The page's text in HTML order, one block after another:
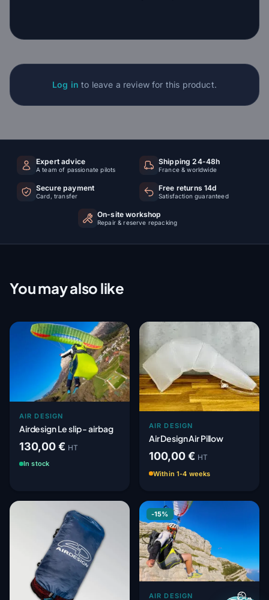
Log in to leave a review for this product.
Expert advice
A team of passionate pilots
Shipping 24-48h
France & worldwide
Secure payment
Card, transfer
Free returns 14d
Satisfaction guaranteed
On-site workshop
Repair & reserve repacking
You may also like
AIR DESIGN
Airdesign Le slip - airbag
130,00 € HT
In stock
AIR DESIGN
Air Design Air Pillow
100,00 € HT
Within 1-4 weeks
-15%
AIR DESIGN